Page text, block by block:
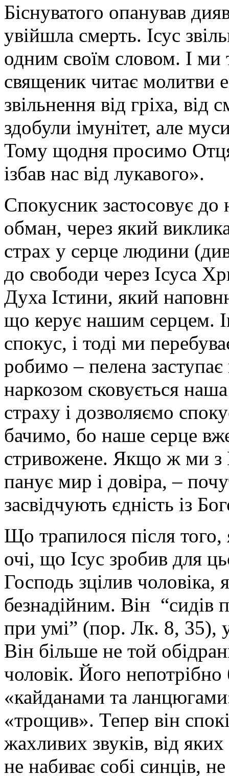
Біснуватого опанував
увійшла смерть. Ісус
одним своїм словом. І ми
священик читає молитви
звільнення від гріха,
здобули імунітет, але
Тому щодня просимо
ізбав нас від лукавого».
Спокусник застосовує
обман, через який
страх у серце людини
до свободи через Ісуса
Духа Істини, який
що керує нашим серцем.
спокус, і тоді ми
робимо – пелена
наркозом сковується
страху і дозволяємо
бачимо, бо наше серце
стривожене. Якщо ж ми з
панує мир і довіра, –
засвідчують єдність із
Що трапилося після
очі, що Ісус зробив для
Господь зцілив чоловіка,
безнадійним. Він “сидів
при умі” (пор. Лк. 8, 35),
Він більше не той
чоловік. Його непотрібно
«кайданами та
«трощив». Тепер він
жахливих звуків, від
не набиває собі синців,